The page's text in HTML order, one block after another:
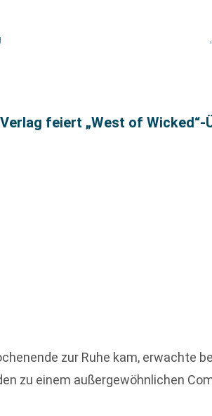
feiert „West of Wicked“-
zur Ruhe kam, erwachte
zu einem außergewöhnlichen